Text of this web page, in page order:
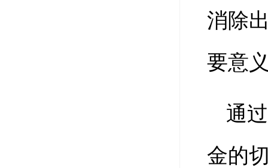
消除
要意
通
金的